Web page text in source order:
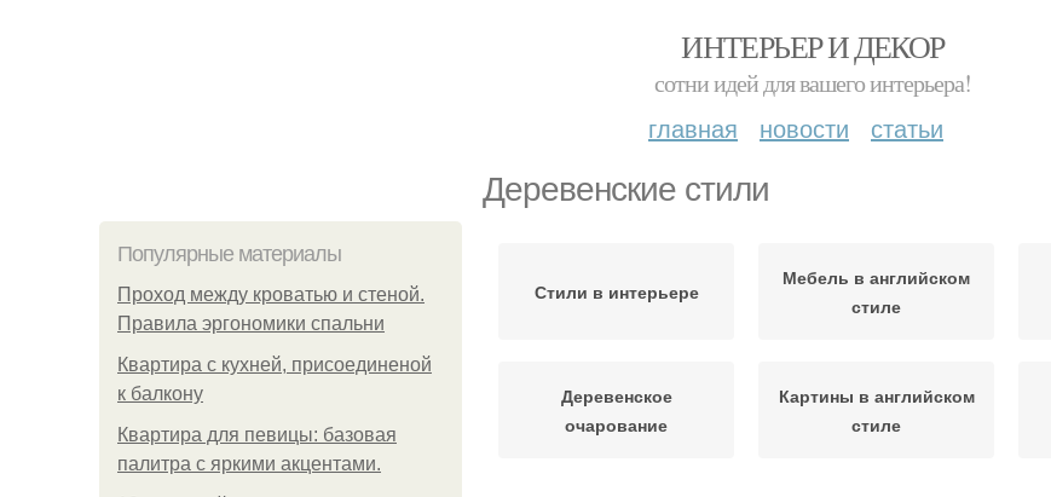
ИНТЕРЬЕР И ДЕКОР
сотни идей для вашего интерьера!
главная новости статьи
Деревенские стили
Популярные материалы
Проход между кроватью и стеной.
Правила эргономики спальни
Квартира с кухней, присоединеной
к балкону
Квартира для певицы: базовая
палитра с яркими акцентами.
Стили в интерьере
Мебель в английском
стиле
Деревенское
очарование
Картины в английском
стиле